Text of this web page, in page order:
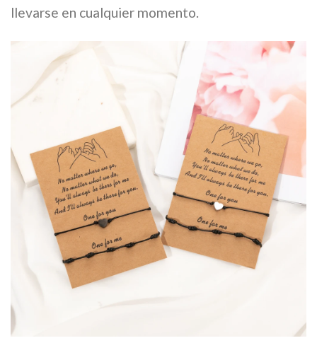
llevarse en cualquier momento.